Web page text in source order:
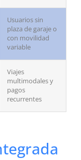
Usuarios sin
plaza de garaje o
con movilidad
variable
Viajes
multimodales y
pagos
recurrentes